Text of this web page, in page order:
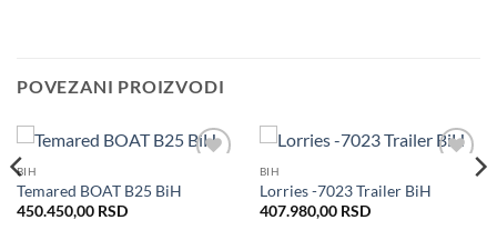
POVEZANI PROIZVODI
BIH
Temared BOAT B25 BiH
450.450,00 RSD
BIH
Lorries -7023 Trailer BiH
407.980,00 RSD